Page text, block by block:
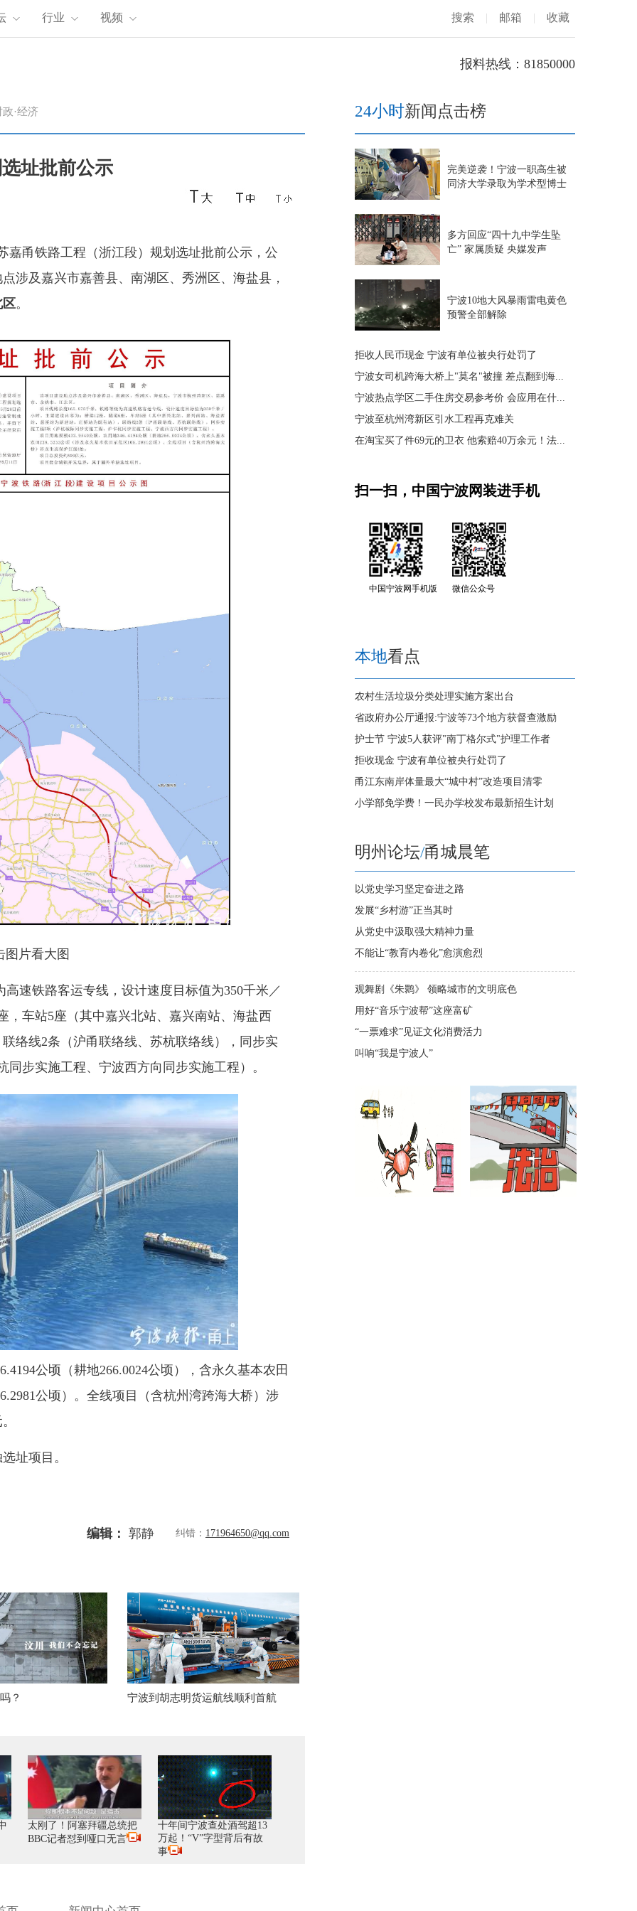
行业 视频 搜索 | 邮箱 | 收藏
报料热线：81850000
政·经济
址批前公示
甬铁路工程（浙江段）规划选址批前公示，公
涉及嘉兴市嘉善县、南湖区、秀洲区、海盐县，
区。
图片看大图
铁路客运专线，设计速度目标值为350千米／
，车站5座（其中嘉兴北站、嘉兴南站、海盐西
络线2条（沪甬联络线、苏杭联络线），同步实
同步实施工程、宁波西方向同步实施工程）。
公顷（耕地266.0024公顷），含永久基本农田
公顷）。全线项目（含杭州湾跨海大桥）涉
址项目。
编辑： 郭静 纠错： 171964650@qq.com
？ 宁波到胡志明货运航线顺利首航
太刚了！阿塞拜疆总统把
BBC记者怼到哑口无言
十年间宁波查处酒驾超13
万起！“V”字型背后有故
事
24小时新闻点击榜
完美逆袭！宁波一职高生被
同济大学录取为学术型博士
多方回应“四十九中学生坠
亡” 家属质疑 央媒发声
宁波10地大风暴雨雷电黄色
预警全部解除
拒收人民币现金 宁波有单位被央行处罚了
宁波女司机跨海大桥上"莫名"被撞 差点翻到海...
宁波热点学区二手住房交易参考价 会应用在什...
宁波至杭州湾新区引水工程再克难关
在淘宝买了件69元的卫衣 他索赔40万余元！法...
扫一扫，中国宁波网装进手机
中国宁波网手机版 微信公众号
本地看点
农村生活垃圾分类处理实施方案出台
省政府办公厅通报:宁波等73个地方获督查激励
护士节 宁波5人获评"南丁格尔式"护理工作者
拒收现金 宁波有单位被央行处罚了
甬江东南岸体量最大“城中村”改造项目清零
小学部免学费！一民办学校发布最新招生计划
明州论坛/甬城晨笔
以党史学习坚定奋进之路
发展“乡村游”正当其时
从党史中汲取强大精神力量
不能让“教育内卷化”愈演愈烈
观舞剧《朱鹮》 领略城市的文明底色
用好“音乐宁波帮”这座富矿
“一票难求”见证文化消费活力
叫响“我是宁波人”